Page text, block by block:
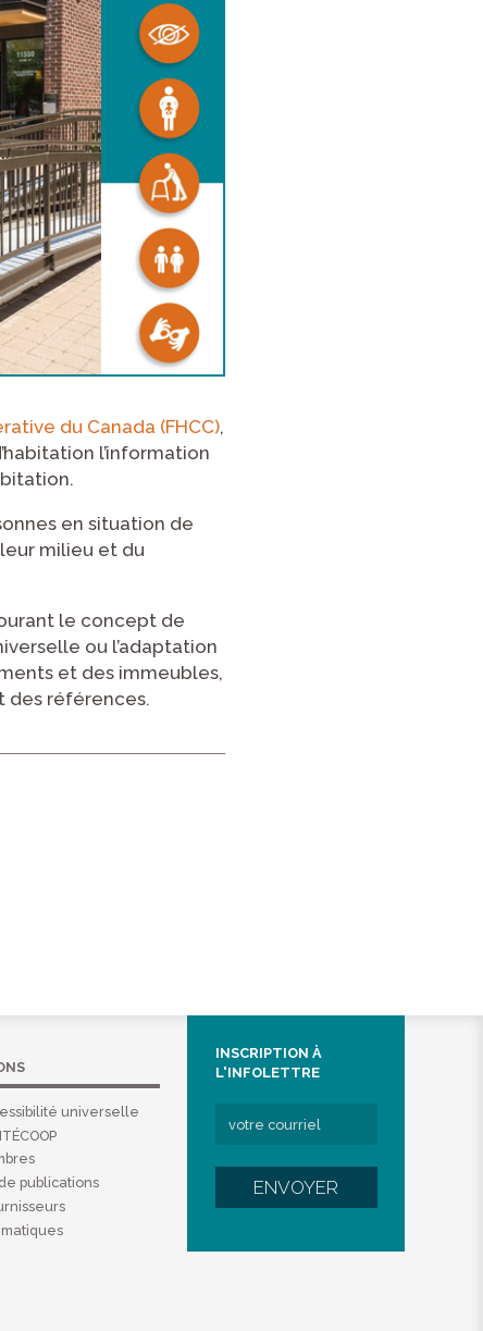
du Canada (FHCC),
l’information
en situation de
milieu et du
le concept de
ou l’adaptation
et des immeubles,
des références.
universelle
publications
INSCRIPTION À
L'INFOLETTRE
ENVOYER